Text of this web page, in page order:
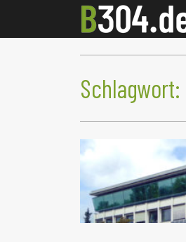
Schlagwort: